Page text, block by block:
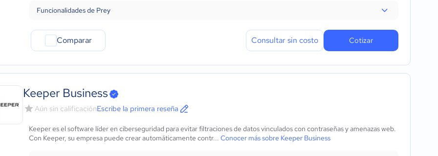
Funcionalidades de Prey
Comparar Consultar sin costo Cotizar
Keeper Business
Aún sin calificaciónEscribe la primera reseña
Keeper es el software líder en ciberseguridad para evitar filtraciones de datos vinculados con contraseñas y amenazas web.
Con Keeper, su empresa puede crear automáticamente contr... Conocer más sobre Keeper Business